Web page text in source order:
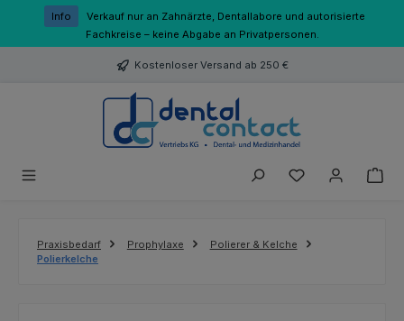
Zum Hauptinhalt springen
Info
Verkauf nur an Zahnärzte, Dentallabore und autorisierte
Fachkreise – keine Abgabe an Privatpersonen.
Kostenloser Versand ab 250 €
Du hast 0
Praxisbedarf Prophylaxe
Polierer & Kelche
Polierkelche